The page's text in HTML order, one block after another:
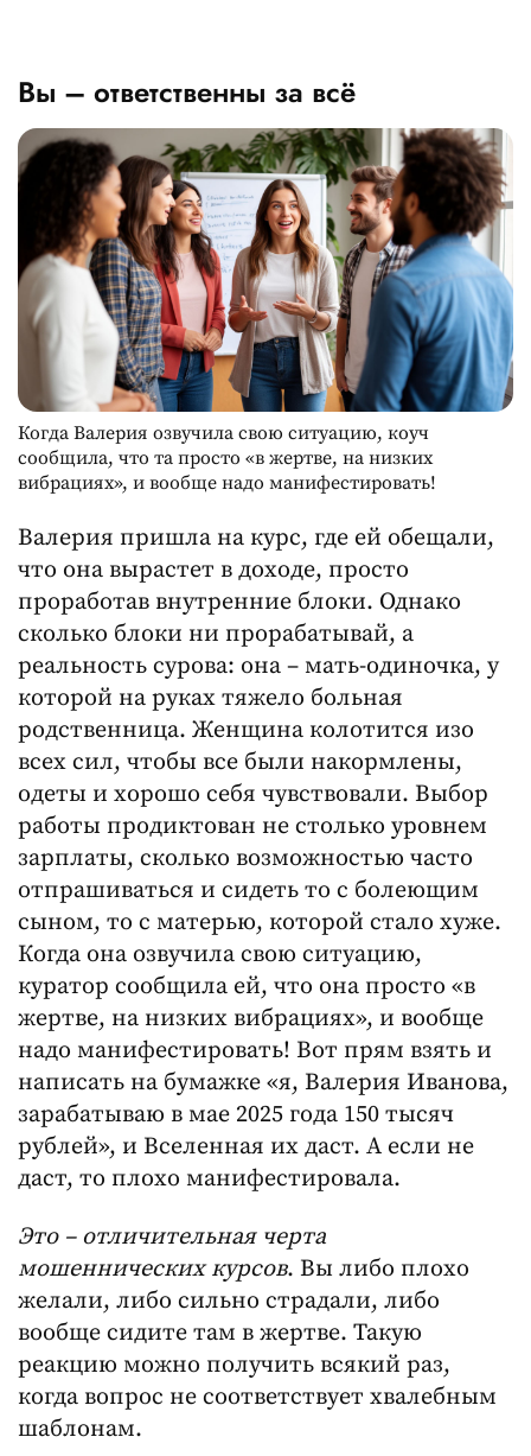
Вы – ответственны за всё
Когда Валерия озвучила свою ситуацию, коуч
сообщила, что та просто «в жертве, на низких
вибрациях», и вообще надо манифестировать!
Валерия пришла на курс, где ей обещали,
что она вырастет в доходе, просто
проработав внутренние блоки. Однако
сколько блоки ни прорабатывай, а
реальность сурова: она – мать-одиночка, у
которой на руках тяжело больная
родственница. Женщина колотится изо
всех сил, чтобы все были накормлены,
одеты и хорошо себя чувствовали. Выбор
работы продиктован не столько уровнем
зарплаты, сколько возможностью часто
отпрашиваться и сидеть то с болеющим
сыном, то с матерью, которой стало хуже.
Когда она озвучила свою ситуацию,
куратор сообщила ей, что она просто «в
жертве, на низких вибрациях», и вообще
надо манифестировать! Вот прям взять и
написать на бумажке «я, Валерия Иванова,
зарабатываю в мае 2025 года 150 тысяч
рублей», и Вселенная их даст. А если не
даст, то плохо манифестировала.
Это – отличительная черта
мошеннических курсов. Вы либо плохо
желали, либо сильно страдали, либо
вообще сидите там в жертве. Такую
реакцию можно получить всякий раз,
когда вопрос не соответствует хвалебным
шаблонам.